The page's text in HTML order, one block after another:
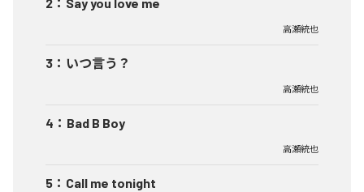
2 ： Say you love me
高瀬統也
3 ： いつ言う？
高瀬統也
4 ： Bad B Boy
高瀬統也
5 ： Call me tonight